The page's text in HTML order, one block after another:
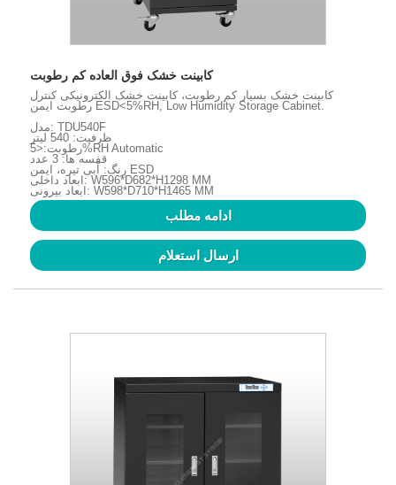
کابینت خشک فوق العاده کم رطوبت
کابینت خشک بسیار کم رطوبت، کابینت خشک الکترونیکی کنترل
رطوبت ایمن ESD<5%RH, Low Humidity Storage Cabinet.
مدل: TDU540F
ظرفیت: 540 لیتر
رطوبت:<5%RH Automatic
قفسه ها: 3 عدد
رنگ: آبی تیره، ایمن ESD
ابعاد داخلی: W596*D682*H1298 MM
ابعاد بیرونی: W598*D710*H1465 MM
ادامه مطلب
ارسال استعلام